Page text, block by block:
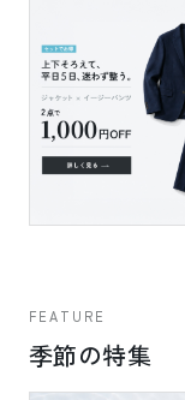
FEATURE
季節の特集